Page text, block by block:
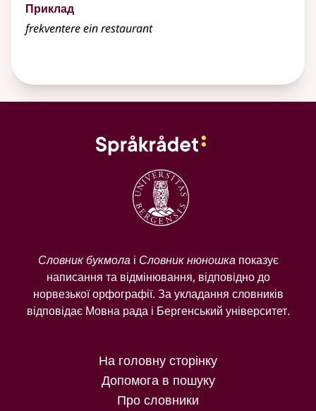
Приклад
frekventere ein restaurant
Словник букмолаі Словник нюношкапоказує
написання та відмінювання, відповідно до
норвезької орфографії. За укладання словників
відповідає Мовна рада і Бергенський університет.
На головну сторінку
Допомога в пошуку
Про словники